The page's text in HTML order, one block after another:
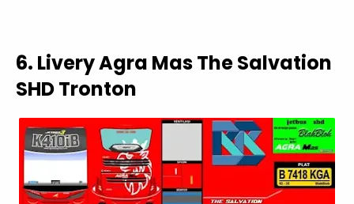
6. Livery Agra Mas The Salvation
SHD Tronton